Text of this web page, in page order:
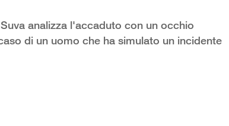
analizza l'accaduto con un occhio
di un uomo che ha simulato un incidente